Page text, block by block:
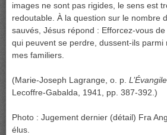
images ne sont pas rigides, le sens est
redoutable. À la question sur le nombre
sauvés, Jésus répond : Efforcez-vous
qui peuvent se perdre, dussent-ils parmi
mes familiers.
(Marie-Joseph Lagrange, o. p.
Lecoffre-Gabalda, 1941, pp. 387-392.)
Photo : Jugement dernier (détail) Fra
élus.